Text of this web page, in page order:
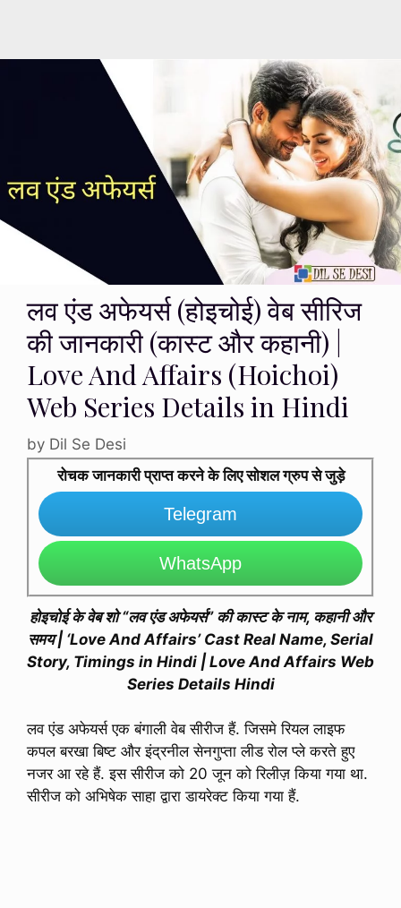
लव एंड अफेयर्स (होइचोई) वेब सीरिज
की जानकारी (कास्ट और कहानी) |
Love And Affairs (Hoichoi)
Web Series Details in Hindi
by Dil Se Desi
रोचक जानकारी प्राप्त करने के लिए सोशल ग्रुप से जुड़े
Telegram
WhatsApp
होइचोई के वेब शो “लव एंड अफेयर्स” की कास्ट के नाम, कहानी और
समय | ‘Love And Affairs’ Cast Real Name, Serial
Story, Timings in Hindi | Love And Affairs Web
Series Details Hindi
लव एंड अफेयर्स एक बंगाली वेब सीरीज हैं. जिसमे रियल लाइफ
कपल बरखा बिष्ट और इंद्रनील सेनगुप्ता लीड रोल प्ले करते हुए
नजर आ रहे हैं. इस सीरीज को 20 जून को रिलीज़ किया गया था.
सीरीज को अभिषेक साहा द्वारा डायरेक्ट किया गया हैं.